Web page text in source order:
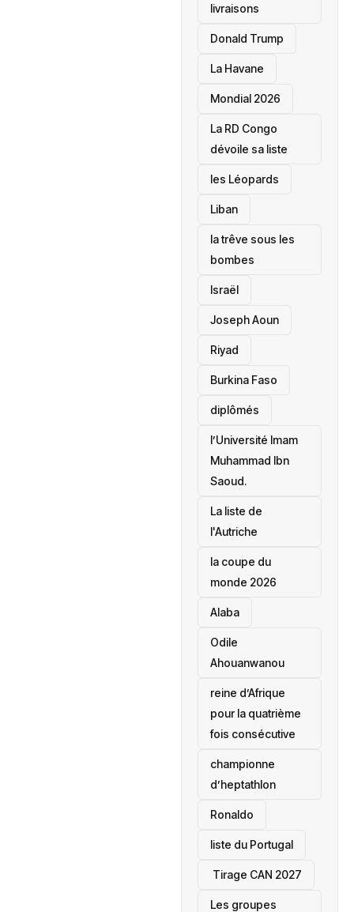
livraisons
Donald Trump
La Havane
Mondial 2026
La RD Congo
dévoile sa liste
les Léopards
‎Liban
la trêve sous les
bombes
Israël
Joseph Aoun
Riyad
Burkina Faso
diplômés
l’Université Imam
Muhammad Ibn
Saoud.
‎La liste de
l'Autriche
la coupe du
monde 2026
Alaba
Odile
Ahouanwanou
reine d’Afrique
pour la quatrième
fois consécutive
championne
d’heptathlon
Ronaldo
liste du Portugal
‎ Tirage CAN 2027
Les groupes